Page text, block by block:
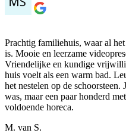
Prachtig familiehuis, waar al
is. Mooie en leerzame
Vriendelijke en kundige
huis voelt als een warm bad.
het nestelen op de schoorsteen.
was, maar een paar honderd
voldoende horeca.
M. van S.